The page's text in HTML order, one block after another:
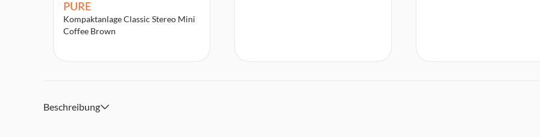
PURE
Kompaktanlage Classic Stereo Mini
Coffee Brown
Beschreibung